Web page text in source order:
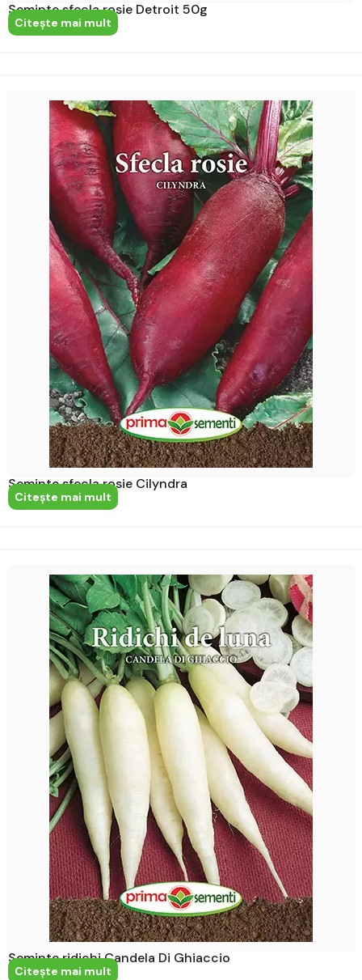
Seminte sfecla rosie Detroit 50g
Citeşte mai mult
Seminte sfecla rosie Cilyndra
Citeşte mai mult
Seminte ridichi Candela Di Ghiaccio
Citeşte mai mult